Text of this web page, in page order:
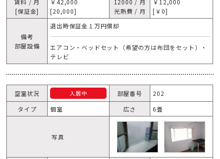
賃料 / 月
[保証金]
￥42,000
[20,000]
12000 / 月
光熱費 / 月
￥12,000
[￥0]
備考
部屋設備
退出時保証金１万円償却
エアコン・ベッドセット（希望の方は布団をセット）・
テレビ
空室状況 入居中 部屋番号
202
タイプ
個室 広さ 6畳
写真